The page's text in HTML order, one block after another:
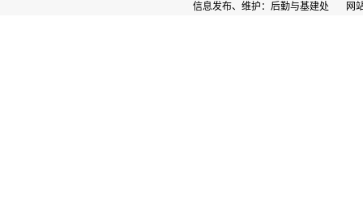
信息发布、维护：后勤与基建处 网